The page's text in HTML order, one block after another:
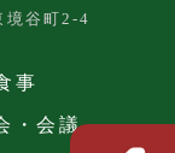
境谷町2-4
・会議
事